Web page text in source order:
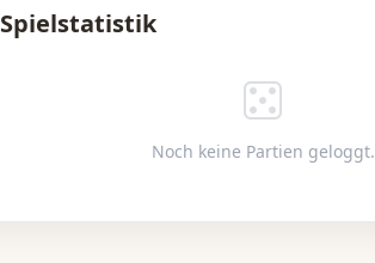
Spielstatistik
Noch keine Partien geloggt.